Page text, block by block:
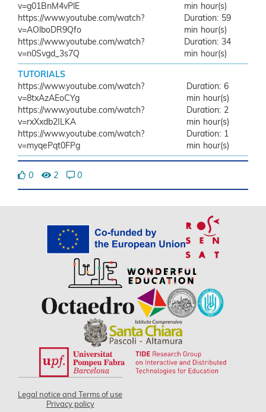
v=g01BnM4vPlE
https://www.youtube.com/watch?
v=AOlboDR9Qfo
https://www.youtube.com/watch?
v=n0Svgd_3s7Q
min
59
min
34
min
TUTORIALS
https://www.youtube.com/watch?
v=8txAzAEoCYg
https://www.youtube.com/watch?
v=rxXxdb2ILKA
https://www.youtube.com/watch?
v=myqePqt0FPg
6
min
2
min
1
min
0 2 0
Legal notice and Terms of use
Privacy policy